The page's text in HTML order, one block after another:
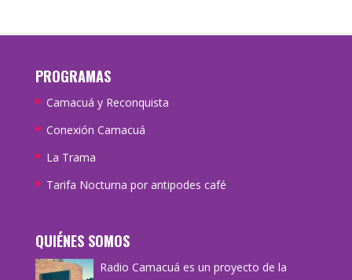
PROGRAMAS
Camacuá y Reconquista
Conexión Camacuá
La Trama
Tarifa Nocturna por antipodes café
QUIÉNES SOMOS
Radio Camacuá es un proyecto de la